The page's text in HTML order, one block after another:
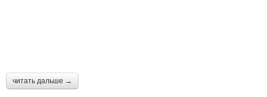
читать дальше →